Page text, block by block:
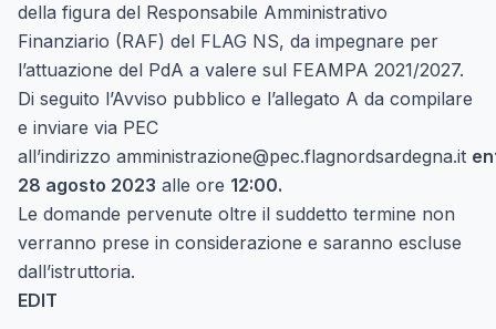
della figura del Responsabile Amministrativo
Finanziario (RAF) del FLAG NS, da impegnare per
l’attuazione del PdA a valere sul FEAMPA 2021/2027.
Di seguito l’Avviso pubblico e l’allegato A da compilare
e inviare via PEC
all’indirizzo amministrazione@pec.flagnordsardegna.it
28 agosto 2023 alle ore 12:00.
Le domande pervenute oltre il suddetto termine non
verranno prese in considerazione e saranno escluse
dall’istruttoria.
EDIT